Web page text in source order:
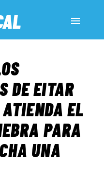
DE EITAR
EL
PARA
UNA